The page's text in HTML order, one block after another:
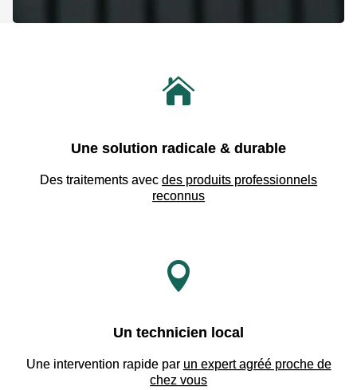

Une solution radicale & durable
Des traitements avec des produits professionnels
reconnus

Un technicien local
Une intervention rapide par un expert agréé proche de
chez vous